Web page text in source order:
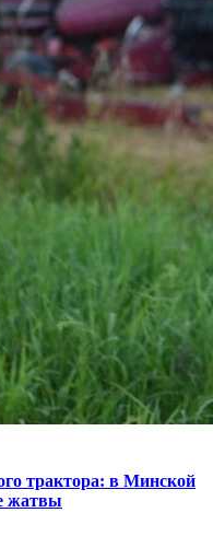
трактора: в Минской
жатвы